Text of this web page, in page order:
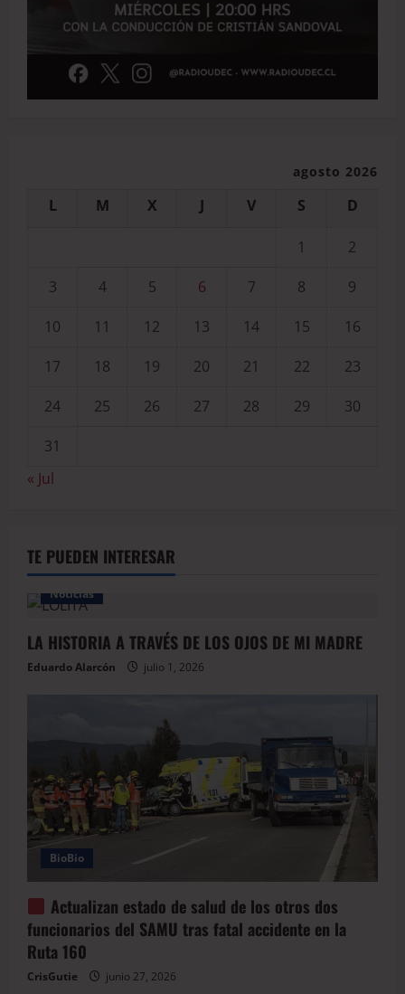
agosto 2026
L M X J V S D
1
2
3
4 5 6 7 8
9
10
11 12 13 14 15
16
17
18 19 20 21 22
23
24
25 26 27 28 29
30
31
« Jul
TE PUEDEN INTERESAR
Noticias
LA HISTORIA A TRAVÉS DE LOS OJOS DE MI MADRE
Eduardo Alarcón julio 1, 2026
BioBio
Actualizan estado de salud de los otros dos
funcionarios del SAMU tras fatal accidente en la
Ruta 160
CrisGutie
junio 27, 2026